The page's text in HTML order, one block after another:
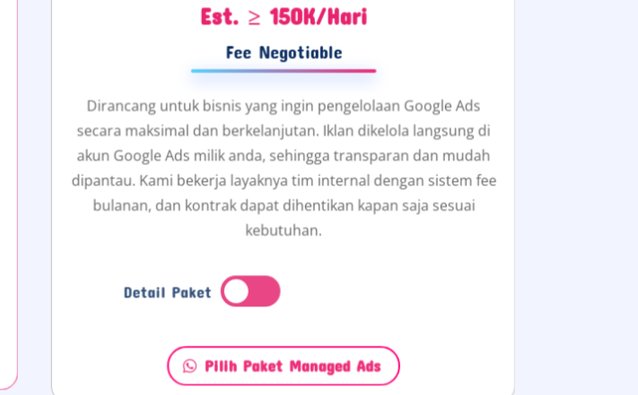
Est. ≥ 150K/Hari
Fee Negotiable
Dirancang untuk bisnis yang ingin pengelolaan Google Ads
secara maksimal dan berkelanjutan. Iklan dikelola langsung di
akun Google Ads milik anda, sehingga transparan dan mudah
dipantau. Kami bekerja layaknya tim internal dengan sistem fee
bulanan, dan kontrak dapat dihentikan kapan saja sesuai
kebutuhan.
Detail Paket
Pilih Paket Managed Ads